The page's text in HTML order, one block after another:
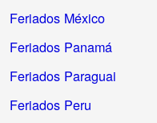
Feriados México
Feriados Panamá
Feriados Paraguai
Feriados Peru